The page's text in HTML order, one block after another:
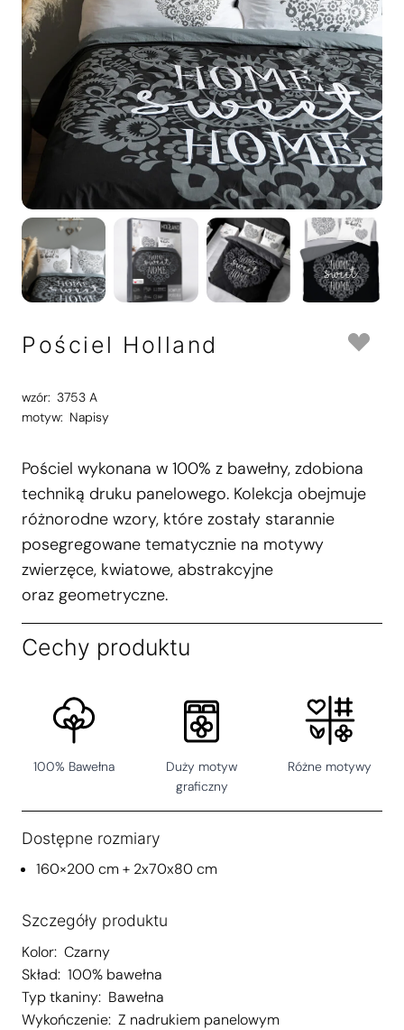
Pościel Holland
wzór: 3753 A
motyw: Napisy
Pościel wykonana w 100% z bawełny, zdobiona
techniką druku panelowego. Kolekcja obejmuje
różnorodne wzory, które zostały starannie
posegregowane tematycznie na motywy
zwierzęce, kwiatowe, abstrakcyjne
oraz geometryczne.
Cechy produktu
100% Bawełna
Duży motyw
graficzny
Różne motywy
Dostępne rozmiary
160×200 cm + 2x70x80 cm
Szczegóły produktu
Kolor: Czarny
Skład: 100% bawełna
Typ tkaniny: Bawełna
Wykończenie: Z nadrukiem panelowym